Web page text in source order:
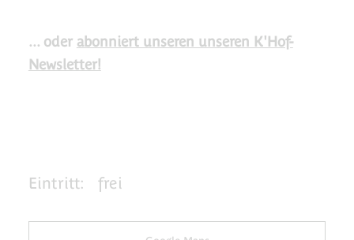
... oder abonniert unseren unseren K'Hof-
Newsletter!
Eintritt: frei